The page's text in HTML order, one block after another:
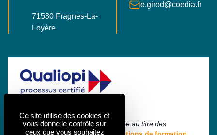
71530 Fragnes-La-
LoyèreFrance
E-maile.girod@coedia.fr
La certification qualité a été délivrée au titre des
Ce site utilise des cookies et
vous donne le contrôle sur
ceux que vous souhaitez